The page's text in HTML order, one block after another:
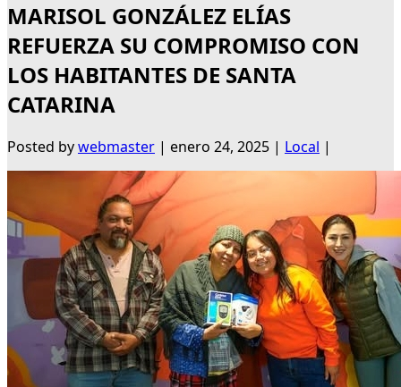
MARISOL GONZÁLEZ ELÍAS
REFUERZA SU COMPROMISO CON
LOS HABITANTES DE SANTA
CATARINA
Posted bywebmaster | enero 24, 2025 | Local |